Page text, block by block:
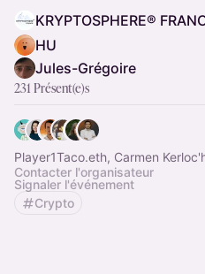
KRYPTOSPHERE®
HU
Jules-Grégoire
231 Présent(e)s
Player1Taco.eth, Carmen
Contacter l'organisateur
Signaler l'événement
Crypto